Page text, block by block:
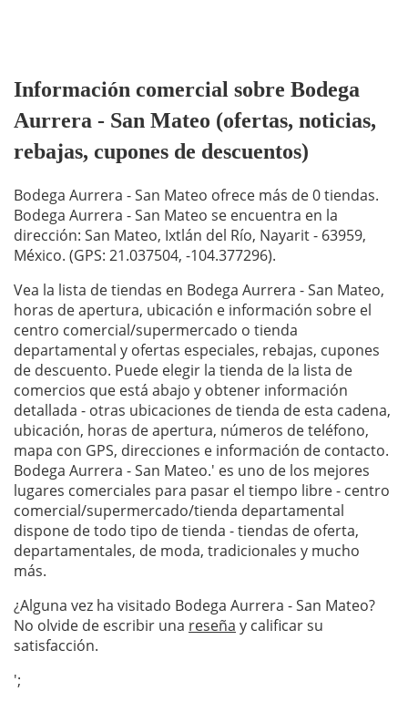
Información comercial sobre Bodega
Aurrera - San Mateo (ofertas, noticias,
rebajas, cupones de descuentos)
Bodega Aurrera - San Mateo ofrece más de 0 tiendas.
Bodega Aurrera - San Mateo se encuentra en la
dirección: San Mateo, Ixtlán del Río, Nayarit - 63959,
México. (GPS: 21.037504, -104.377296).
Vea la lista de tiendas en Bodega Aurrera - San Mateo,
horas de apertura, ubicación e información sobre el
centro comercial/supermercado o tienda
departamental y ofertas especiales, rebajas, cupones
de descuento. Puede elegir la tienda de la lista de
comercios que está abajo y obtener información
detallada - otras ubicaciones de tienda de esta cadena,
ubicación, horas de apertura, números de teléfono,
mapa con GPS, direcciones e información de contacto.
Bodega Aurrera - San Mateo.' es uno de los mejores
lugares comerciales para pasar el tiempo libre - centro
comercial/supermercado/tienda departamental
dispone de todo tipo de tienda - tiendas de oferta,
departamentales, de moda, tradicionales y mucho
más.
¿Alguna vez ha visitado Bodega Aurrera - San Mateo?
No olvide de escribir una reseña y calificar su
satisfacción.
';